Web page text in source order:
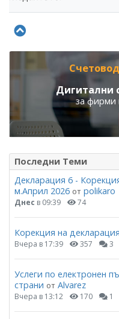
Дигитални
за фирми
Последни Теми
Декларация 6 -
м.Април 2026 от polikaro
Днес в 09:39 74
Корекция на
Вчера в 17:39 357 3
Услеги по електронен
страни от Alvarez
Вчера в 13:12 170 1